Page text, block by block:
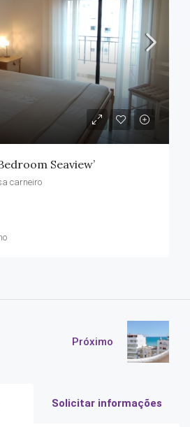
Seaview’
carneiro
Próximo
Solicitar informações